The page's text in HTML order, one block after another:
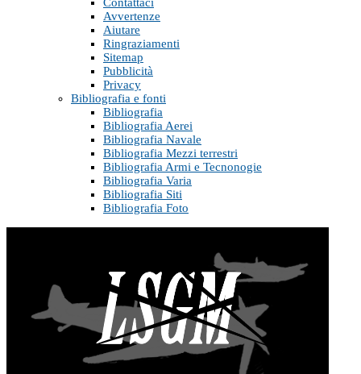
Avvertenze
Aiutare
Ringraziamenti
Sitemap
Pubblicità
Privacy
Bibliografia e fonti
Bibliografia
Bibliografia Aerei
Bibliografia Navale
Bibliografia Mezzi terrestri
Bibliografia Armi e Tecnonogie
Bibliografia Varia
Bibliografia Siti
Bibliografia Foto